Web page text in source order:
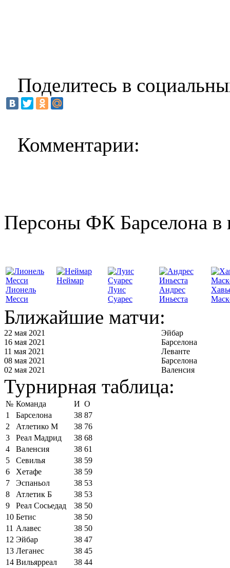
Поделитесь в
Комментарии:
Персоны ФК Барселона в
Лионель
Месси
Неймар
Луис
Суарес
Андрес
Иньеста
Ближайшие матчи:
22 мая 2021
Эйбар
16 мая 2021
Барселона
11 мая 2021
Леванте
08 мая 2021
Барселона
02 мая 2021
Валенсия
Турнирная таблица:
№ Команда И О
1
Барселона 38 87
2
Атлетико М 38 76
3
Реал Мадрид 38 68
4
Валенсия 38 61
5
Севилья 38 59
6
Хетафе 38 59
7
Эспаньол 38 53
8
Атлетик Б 38 53
9
Реал Сосьедад 38 50
10 Бетис 38 50
11 Алавес 38 50
12 Эйбар 38 47
13 Леганес 38 45
14 Вильярреал 38 44